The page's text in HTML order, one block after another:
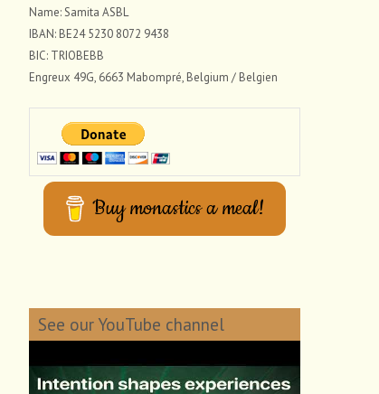
Name: Samita ASBL
IBAN: BE24 5230 8072 9438
BIC: TRIOBEBB
Engreux 49G, 6663 Mabompré, Belgium / Belgien
Buy monastics a meal!
See our YouTube channel